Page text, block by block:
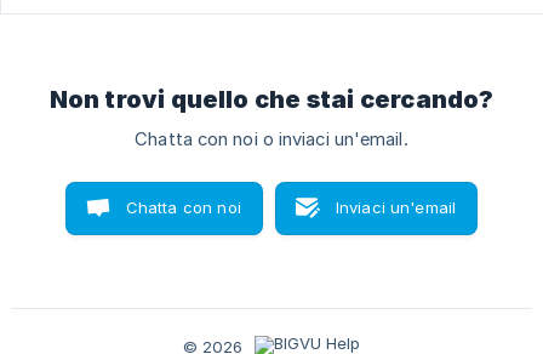
Non trovi quello che stai cercando?
Chatta con noi o inviaci un'email.
Chatta con noi Inviaci un'email
© 2026